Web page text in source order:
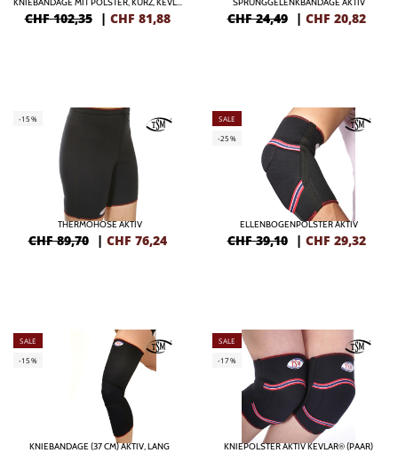
CHF 102,35 | CHF 81,88 CHF 24,49 | CHF 20,82
-15%
THERMOHOSE AKTIV
CHF 89,70 | CHF 76,24
SALE
-25%
ELLENBOGENPOLSTER AKTIV
CHF 39,10 | CHF 29,32
SALE
-15%
KNIEBANDAGE (37 CM) AKTIV, LANG
SALE
-17%
KNIEPOLSTER AKTIV KEVLAR® (PAAR)